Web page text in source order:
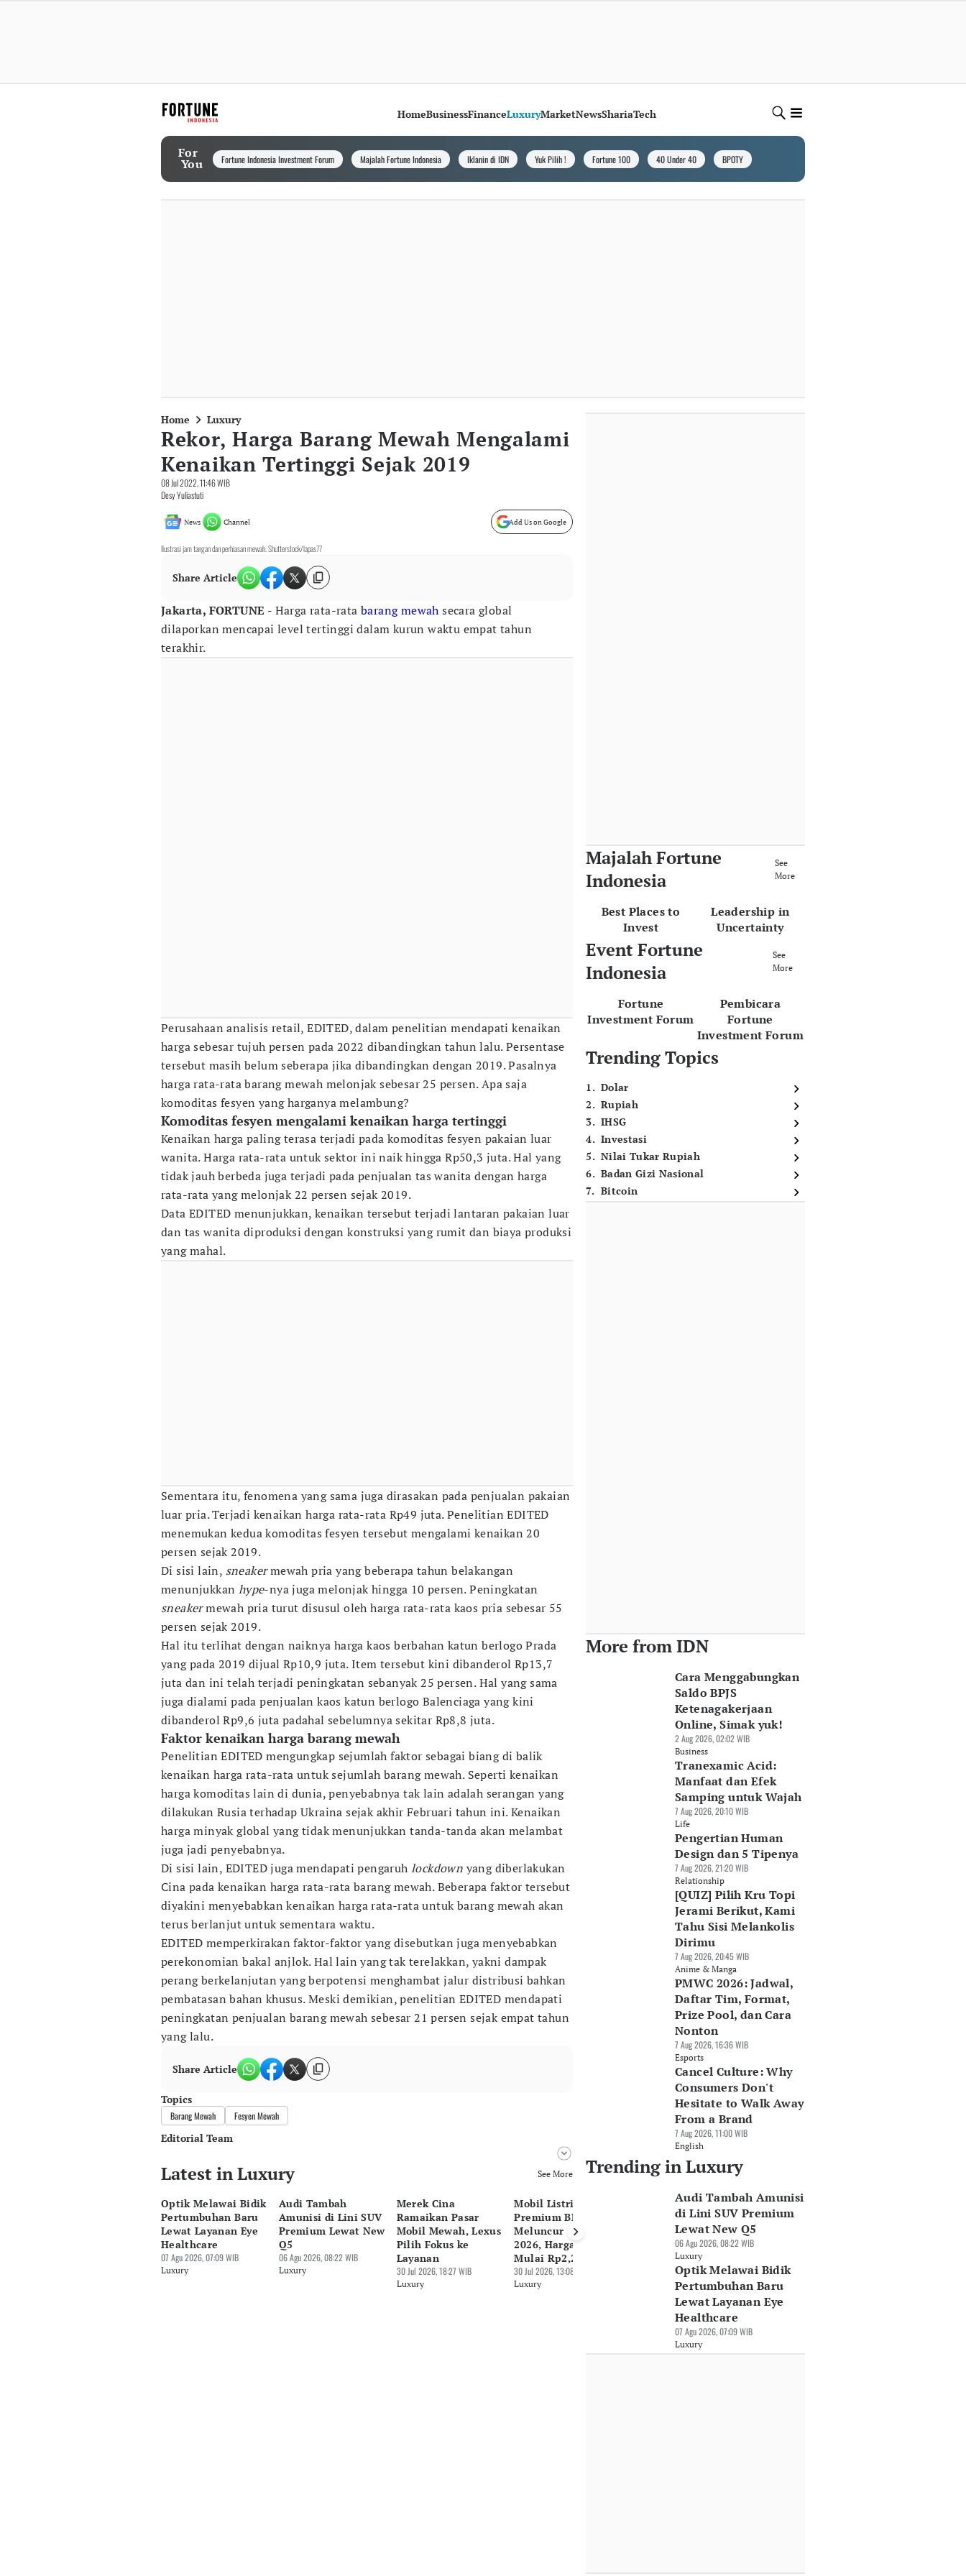
HomeBusinessFinanceLuxuryMarketNewsShariaTech
For
You Fortune Indonesia Investment Forum Majalah Fortune Indonesia Iklanin di IDN Yuk Pilih ! Fortune 100 40 Under 40 BPOTY
Home Luxury
Rekor, Harga Barang Mewah Mengalami
Kenaikan Tertinggi Sejak 2019
08 Jul 2022, 11:46 WIB
Desy Yuliastuti
News Channel Add Us on Google
Ilustrasi jam tangan dan perhiasan mewah. Shutterstock/lapas77
Share Article
Jakarta, FORTUNE - Harga rata-ratabarang mewah secara global
dilaporkan mencapai level tertinggi dalam kurun waktu empat tahun
terakhir.
Perusahaan analisis retail, EDITED, dalam penelitian mendapati kenaikan
harga sebesar tujuh persen pada 2022 dibandingkan tahun lalu. Persentase
tersebut masih belum seberapa jika dibandingkan dengan 2019. Pasalnya
harga rata-rata barang mewah melonjak sebesar 25 persen. Apa saja
komoditas fesyen yang harganya melambung?
Komoditas fesyen mengalami kenaikan harga tertinggi
Kenaikan harga paling terasa terjadi pada komoditas fesyen pakaian luar
wanita. Harga rata-rata untuk sektor ini naik hingga Rp50,3 juta. Hal yang
tidak jauh berbeda juga terjadi pada penjualan tas wanita dengan harga
rata-rata yang melonjak 22 persen sejak 2019.
Data EDITED menunjukkan, kenaikan tersebut terjadi lantaran pakaian luar
dan tas wanita diproduksi dengan konstruksi yang rumit dan biaya produksi
yang mahal.
Sementara itu, fenomena yang sama juga dirasakan pada penjualan pakaian
luar pria. Terjadi kenaikan harga rata-rata Rp49 juta. Penelitian EDITED
menemukan kedua komoditas fesyen tersebut mengalami kenaikan 20
persen sejak 2019.
Di sisi lain, sneakermewah pria yang beberapa tahun belakangan
menunjukkan hype-nya juga melonjak hingga 10 persen. Peningkatan
sneakermewah pria turut disusul oleh harga rata-rata kaos pria sebesar 55
persen sejak 2019.
Hal itu terlihat dengan naiknya harga kaos berbahan katun berlogo Prada
yang pada 2019 dijual Rp10,9 juta. Item tersebut kini dibanderol Rp13,7
juta dan ini telah terjadi peningkatan sebanyak 25 persen. Hal yang sama
juga dialami pada penjualan kaos katun berlogo Balenciaga yang kini
dibanderol Rp9,6 juta padahal sebelumnya sekitar Rp8,8 juta.
Faktor kenaikan harga barang mewah
Penelitian EDITED mengungkap sejumlah faktor sebagai biang di balik
kenaikan harga rata-rata untuk sejumlah barang mewah. Seperti kenaikan
harga komoditas lain di dunia, penyebabnya tak lain adalah serangan yang
dilakukan Rusia terhadap Ukraina sejak akhir Februari tahun ini. Kenaikan
harga minyak global yang tidak menunjukkan tanda-tanda akan melambat
juga jadi penyebabnya.
Di sisi lain, EDITED juga mendapati pengaruh lockdown yang diberlakukan
Cina pada kenaikan harga rata-rata barang mewah. Beberapa faktor tersebut
diyakini menyebabkan kenaikan harga rata-rata untuk barang mewah akan
terus berlanjut untuk sementara waktu.
EDITED memperkirakan faktor-faktor yang disebutkan juga menyebabkan
perekonomian bakal anjlok. Hal lain yang tak terelakkan, yakni dampak
perang berkelanjutan yang berpotensi menghambat jalur distribusi bahkan
pembatasan bahan khusus. Meski demikian, penelitian EDITED mendapati
peningkatan penjualan barang mewah sebesar 21 persen sejak empat tahun
yang lalu.
Share Article
Topics
Barang Mewah Fesyen Mewah
Editorial Team
Editor
Desy Yuliastuti
Editor
Bonardo Maulana
Latest in Luxury See More
Optik Melawai Bidik
Pertumbuhan Baru
Lewat Layanan Eye
Healthcare
07 Agu 2026, 07:09 WIB
Luxury
Audi Tambah
Amunisi di Lini SUV
Premium Lewat New
Q5
06 Agu 2026, 08:22 WIB
Luxury
Merek Cina
Ramaikan Pasar
Mobil Mewah, Lexus
Pilih Fokus ke
Layanan
30 Jul 2026, 18:27 WIB
Luxury
Mobil Listrik
Premium BMW iX3
Meluncur di GIIAS
2026, Harga Jual
Mulai Rp2,2 M
30 Jul 2026, 13:08 WIB
Luxury
Volvo Boyong SUV
Listrik Murni Mewah
EX90 ke GIIAS 2026
30 Jul 2026, 10:30 WIB
GIIAS 2026:
Mercedes-Benz
Indonesia Rilis Dua
Seri Anyar
Rp9,8 Miliar
30 Jul 2026, 08:32 WIB
Luxury
Majalah Fortune
Indonesia
See
More
Best Places to
Invest
Leadership in
Uncertainty
Event Fortune
Indonesia
See
More
Fortune
Investment Forum
Pembicara
Fortune
Investment Forum
Trending Topics
1. Dolar
2. Rupiah
3. IHSG
4. Investasi
5. Nilai Tukar Rupiah
6. Badan Gizi Nasional
7. Bitcoin
More from IDN
Cara Menggabungkan
Saldo BPJS
Ketenagakerjaan
Online, Simak yuk!
2 Aug 2026, 02:02 WIB
Business
Tranexamic Acid:
Manfaat dan Efek
Samping untuk Wajah
7 Aug 2026, 20:10 WIB
Life
Pengertian Human
Design dan 5 Tipenya
7 Aug 2026, 21:20 WIB
Relationship
[QUIZ] Pilih Kru Topi
Jerami Berikut, Kami
Tahu Sisi Melankolis
Dirimu
7 Aug 2026, 20:45 WIB
Anime & Manga
PMWC 2026: Jadwal,
Daftar Tim, Format,
Prize Pool, dan Cara
Nonton
7 Aug 2026, 16:36 WIB
Esports
Cancel Culture: Why
Consumers Don't
Hesitate to Walk Away
From a Brand
7 Aug 2026, 11:00 WIB
English
Trending in Luxury
Audi Tambah Amunisi
di Lini SUV Premium
Lewat New Q5
06 Agu 2026, 08:22 WIB
Luxury
Optik Melawai Bidik
Pertumbuhan Baru
Lewat Layanan Eye
Healthcare
07 Agu 2026, 07:09 WIB
Luxury